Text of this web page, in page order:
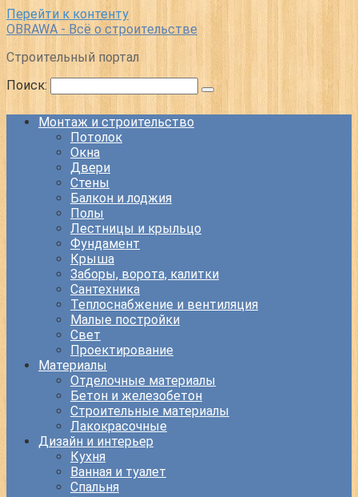
Перейти к контенту
OBRAWA - Всё о строительстве
Строительный портал
Поиск:
Монтаж и строительство
Потолок
Окна
Двери
Стены
Балкон и лоджия
Полы
Лестницы и крыльцо
Фундамент
Крыша
Заборы, ворота, калитки
Сантехника
Теплоснабжение и вентиляция
Малые постройки
Свет
Проектирование
Материалы
Отделочные материалы
Бетон и железобетон
Строительные материалы
Лакокрасочные
Дизайн и интерьер
Кухня
Ванная и туалет
Спальня